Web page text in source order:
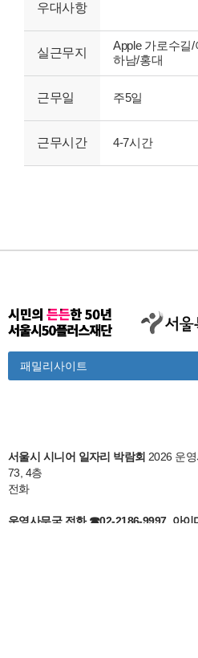
우대사항
실근무지
Apple 가로수길
하남/홍대
근무일 주5일
근무시간 4-7시간
패밀리사이트
Dropdown
서울시 시니어 일자리 박람회 2026 운
73, 4층
전화
운영사무국 전화 ☎02-2186-9997, 아